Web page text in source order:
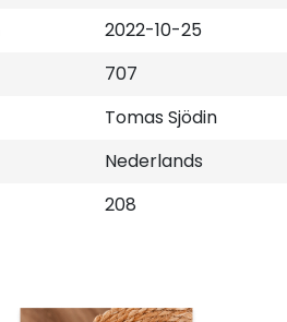
2022-10-25
707
Tomas Sjödin
Nederlands
208